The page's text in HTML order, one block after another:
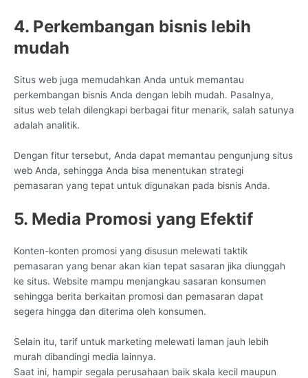
4. Perkembangan bisnis lebih
mudah
Situs web juga memudahkan Anda untuk memantau
perkembangan bisnis Anda dengan lebih mudah. Pasalnya,
situs web telah dilengkapi berbagai fitur menarik, salah satunya
adalah analitik.
Dengan fitur tersebut, Anda dapat memantau pengunjung situs
web Anda, sehingga Anda bisa menentukan strategi
pemasaran yang tepat untuk digunakan pada bisnis Anda.
5. Media Promosi yang Efektif
Konten-konten promosi yang disusun melewati taktik
pemasaran yang benar akan kian tepat sasaran jika diunggah
ke situs. Website mampu menjangkau sasaran konsumen
sehingga berita berkaitan promosi dan pemasaran dapat
segera hingga dan diterima oleh konsumen.
Selain itu, tarif untuk marketing melewati laman jauh lebih
murah dibandingi media lainnya.
Saat ini, hampir segala perusahaan baik skala kecil maupun